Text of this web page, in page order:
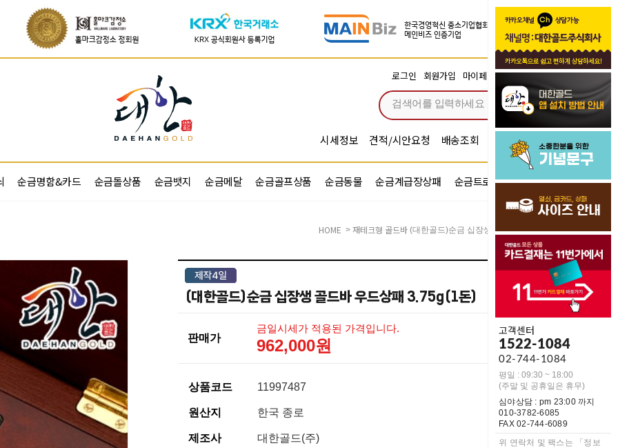
로그인 회원가입 마이페이지 주문조회 장바구니 0
시세정보 견적/시안요청 배송조회 시안확인 기념문구예문
순금명함&카드 순금돌상품 순금뱃지 순금메달 순금골프상품 순금동물 순금계급장상패 순금트로피 순금기업반지
고객센터
1522-1084
02-744-1084
평일 : 09:30 ~ 18:00
(주말 및 공휴일은 휴무)
심야상담 : pm 23:00 까지
010-3782-6085
FAX 02-744-6089
위 연락처 및 팩스는 「정보
HOME > 재테크형 골드바 (대한골드)순금 십장생 골드바 우드상패 3.75g(1돈)
(대한골드)순금 십장생 골드바 우드상패 3.75g(1돈)
판매가
금일시세가 적용된 가격입니다.
962,000원
상품코드 11997487
원산지 한국 종로
제조사 대한골드(주)